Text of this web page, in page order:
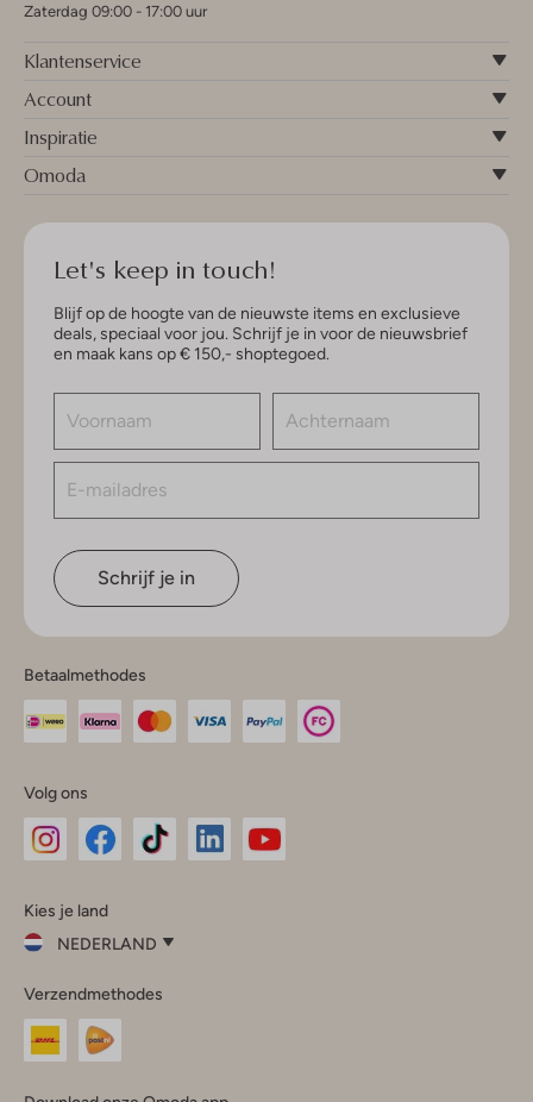
Zaterdag 09:00 - 17:00 uur
Klantenservice
Account
Inspiratie
Omoda
Let's keep in touch!
Blijf op de hoogte van de nieuwste items en exclusieve
deals, speciaal voor jou. Schrijf je in voor de nieuwsbrief
en maak kans op € 150,- shoptegoed.
Schrijf je in
Betaalmethodes
Volg ons
InstagramFacebook
Kies je land
NEDERLAND
je
land
Nederland
Verzendmethodes